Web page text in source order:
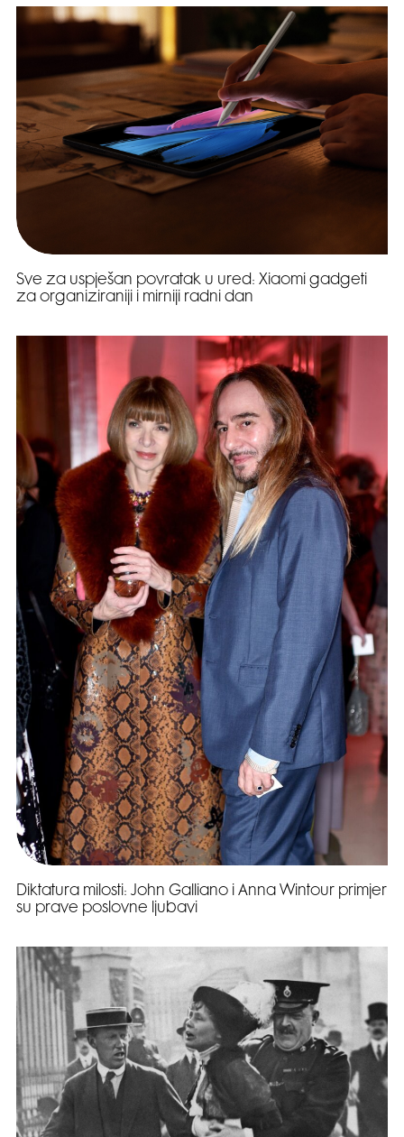
Sve za uspješan povratak u ured: Xiaomi gadgeti
za organiziraniji i mirniji radni dan
Diktatura milosti: John Galliano i Anna Wintour primjer
su prave poslovne ljubavi